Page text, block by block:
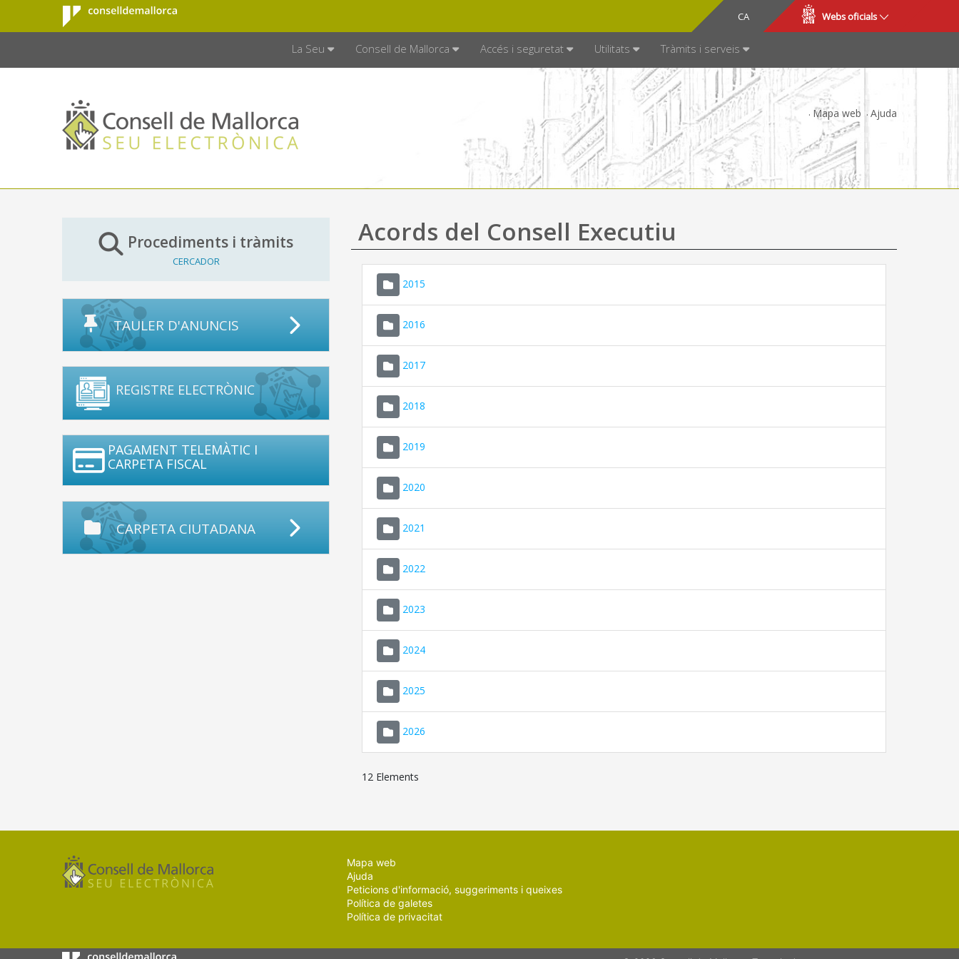
Salta al contingut principal
Consell de
Mallorca
CA
ES Webs oficials
La Seu Consell de Mallorca Accés i seguretat Utilitats Tràmits i serveis
Mapa web Ajuda
Procediments i tràmits
CERCADOR
TAULER D'ANUNCIS
REGISTRE ELECTRÒNIC
PAGAMENT TELEMÀTIC I
CARPETA FISCAL
CARPETA CIUTADANA
Acords del Consell Executiu
2015
2016
2017
2018
2019
2020
2021
2022
2023
2024
2025
2026
12 Elements
Mapa web
Ajuda
Peticions d'informació, suggeriments i queixes
Política de galetes
Política de privacitat